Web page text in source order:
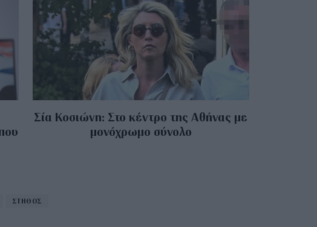
Σία Κοσιώνη: Στο κέντρο της Αθήνας με
μονόχρωμο σύνολο
ΣΤΗΘΟΣ